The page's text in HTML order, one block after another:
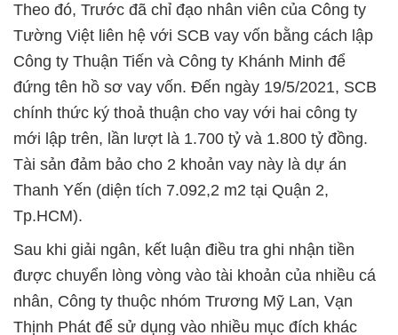
Theo đó, Trước đã chỉ đạo nhân viên của Công ty
Tường Việt liên hệ với SCB vay vốn bằng cách lập
Công ty Thuận Tiến và Công ty Khánh Minh để
đứng tên hồ sơ vay vốn. Đến ngày 19/5/2021, SCB
chính thức ký thoả thuận cho vay với hai công ty
mới lập trên, lần lượt là 1.700 tỷ và 1.800 tỷ đồng.
Tài sản đảm bảo cho 2 khoản vay này là dự án
Thanh Yến (diện tích 7.092,2 m2 tại Quận 2,
Tp.HCM).
Sau khi giải ngân, kết luận điều tra ghi nhận tiền
được chuyển lòng vòng vào tài khoản của nhiều cá
nhân, Công ty thuộc nhóm Trương Mỹ Lan, Vạn
Thịnh Phát để sử dụng vào nhiều mục đích khác